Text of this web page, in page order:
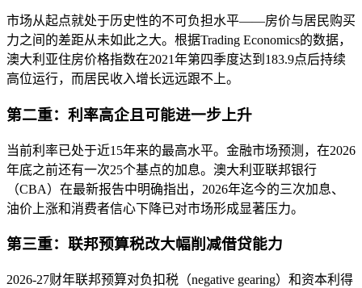
市场从起点就处于历史性的不可负担水平——房价与居民购买
力之间的差距从未如此之大。根据Trading Economics的数据，
澳大利亚住房价格指数在2021年第四季度达到183.9点后持续
高位运行，而居民收入增长远远跟不上。
第二重：利率高企且可能进一步上升
当前利率已处于近15年来的最高水平。金融市场预测，在2026
年底之前还有一次25个基点的加息。澳大利亚联邦银行
（CBA）在最新报告中明确指出，2026年迄今的三次加息、
油价上涨和消费者信心下降已对市场形成显著压力。
第三重：联邦预算税改大幅削减借贷能力
2026-27财年联邦预算对负扣税（negative gearing）和资本利得